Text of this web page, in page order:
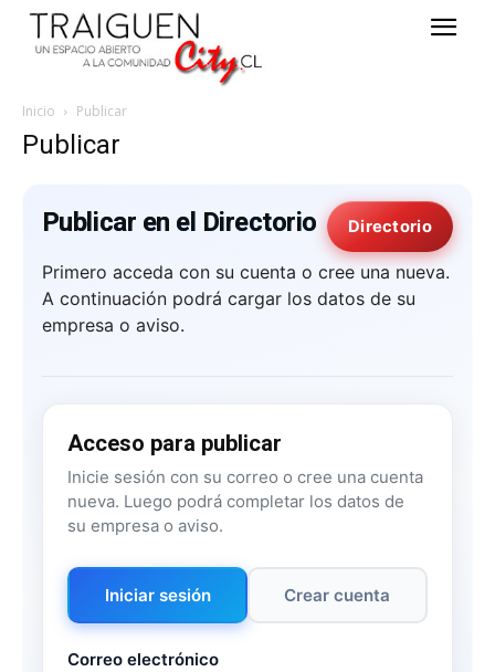
Inicio Publicar
Publicar
Publicar en el Directorio Directorio
Primero acceda con su cuenta o cree una nueva.
A continuación podrá cargar los datos de su
empresa o aviso.
Acceso para publicar
Inicie sesión con su correo o cree una cuenta
nueva. Luego podrá completar los datos de
su empresa o aviso.
Iniciar sesión Crear cuenta
Correo electrónico